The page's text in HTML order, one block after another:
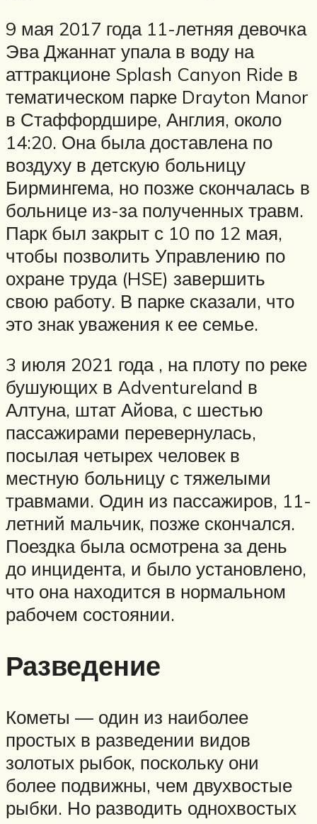
9 мая 2017 года 11-летняя девочка
Эва Джаннат упала в воду на
аттракционе Splash Canyon Ride в
тематическом парке Drayton Manor
в Стаффордшире, Англия, около
14:20. Она была доставлена ​​по
воздуху в детскую больницу
Бирмингема, но позже скончалась в
больнице из-за полученных травм.
Парк был закрыт с 10 по 12 мая,
чтобы позволить Управлению по
охране труда (HSE) завершить
свою работу. В парке сказали, что
это знак уважения к ее семье.
3 июля 2021 года , на плоту по реке
бушующих в Adventureland в
Алтуна, штат Айова, с шестью
пассажирами перевернулась,
посылая четырех человек в
местную больницу с тяжелыми
травмами. Один из пассажиров, 11-
летний мальчик, позже скончался.
Поездка была осмотрена за день
до инцидента, и было установлено,
что она находится в нормальном
рабочем состоянии.
Разведение
Кометы — один из наиболее
простых в разведении видов
золотых рыбок, поскольку они
более подвижны, чем двухвостые
рыбки. Но разводить однохвостых